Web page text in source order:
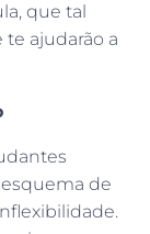
que tal
ajudarão a
de